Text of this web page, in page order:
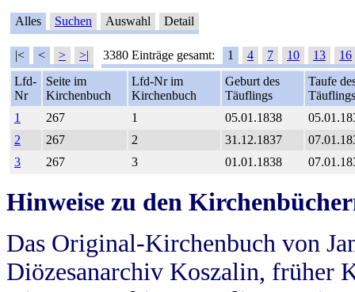
Alles Suchen Auswahl Detail
|< < > >| 3380 Einträge gesamt: 1 4 7 10 13
16
Lfd-
Nr
Seite im
Kirchenbuch
Lfd-Nr im
Kirchenbuch
Geburt des
Täuflings
Taufe
Täuflings
1
267 1 05.01.1838
2
267 2 31.12.1837
3
267 3 01.01.1838
Hinweise zu den
Das Original-Kirchenbuch von
Diözesanarchiv Koszalin, früher